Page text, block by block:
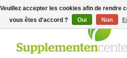
Veuillez accepter les cookies afin de rendre
vous êtes d'accord ?
Oui Non